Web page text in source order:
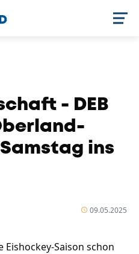
- DEB
ins
09.05.2025
Saison schon